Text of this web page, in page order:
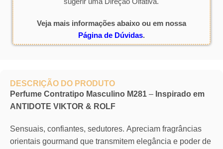
Veja mais informações abaixo ou em nossa
Página de Dúvidas.
DESCRIÇÃO DO PRODUTO
Perfume Contratipo Masculino M281 – Inspirado em
ANTIDOTE VIKTOR & ROLF
Sensuais, confiantes, sedutores. Apreciam fragrâncias
orientais gourmand que transmitem elegância e poder de